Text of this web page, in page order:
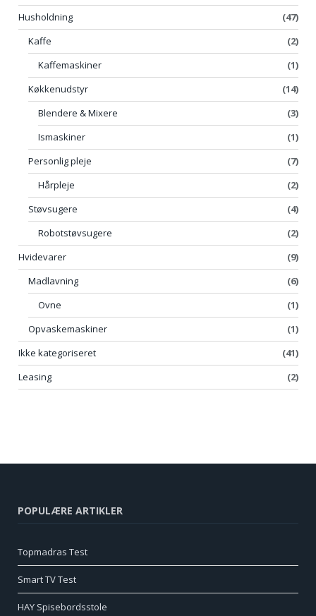
Husholdning
(47)
Kaffe
(2)
Kaffemaskiner
(1)
Køkkenudstyr
(14)
Blendere & Mixere
(3)
Ismaskiner
(1)
Personlig pleje
(7)
Hårpleje
(2)
Støvsugere
(4)
Robotstøvsugere
(2)
Hvidevarer
(9)
Madlavning
(6)
Ovne
(1)
Opvaskemaskiner
(1)
Ikke kategoriseret
(41)
Leasing
(2)
POPULÆRE ARTIKLER
Topmadras Test
Smart TV Test
HAY Spisebordsstole